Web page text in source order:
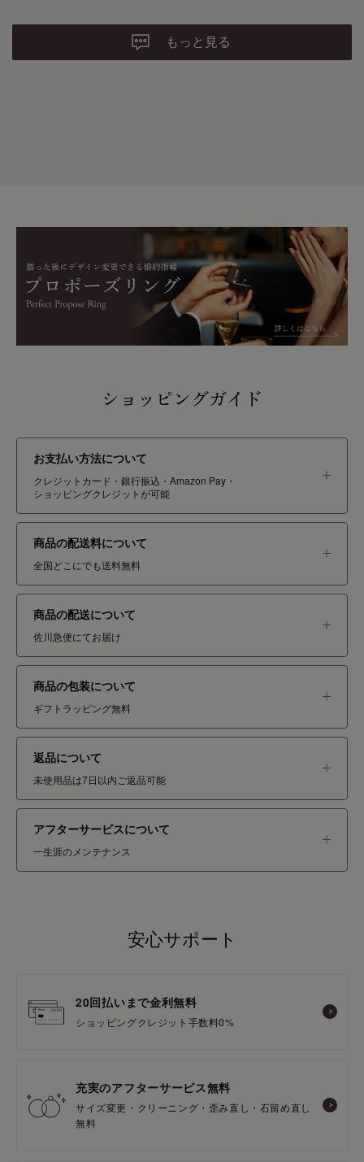
もっと見る
ショッピングガイド
お支払い方法について
クレジットカード・銀行振込・Amazon Pay・
ショッピングクレジットが可能
商品の配送料について
全国どこにでも送料無料
商品の配送について
佐川急便にてお届け
商品の包装について
ギフトラッピング無料
返品について
未使用品は7日以内ご返品可能
アフターサービスについて
一生涯のメンテナンス
安心サポート
20回払いまで金利無料
ショッピングクレジット手数料0%
充実のアフターサービス無料
サイズ変更・クリーニング・歪み直し・石留め直し
無料